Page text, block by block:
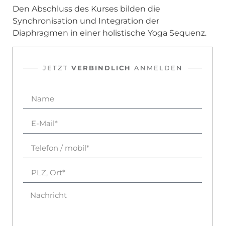
Den Abschluss des Kurses bilden die
Synchronisation und Integration der
Diaphragmen in einer holistische Yoga Sequenz.
JETZT VERBINDLICH ANMELDEN